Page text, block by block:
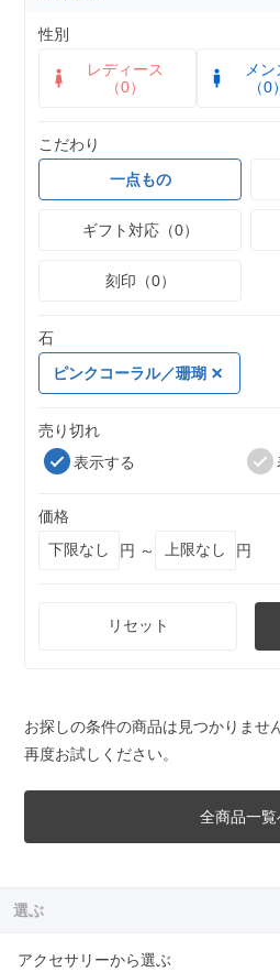
性別
レディース
（0）
メン
（0）
こだわり
一点もの
ギフト対応（0）
刻印（0）
石
ピンクコーラル／珊瑚
売り切れ
表示する
価格
円 ～
円
リセット
お探しの条件の商品は見つかりませ
再度お試しください。
全商品一覧
選ぶ
アクセサリーから選ぶ